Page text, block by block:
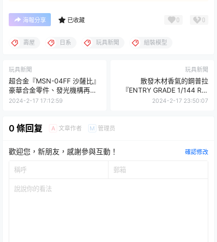
海報分享 已收藏 0 0
壽屋 日系 玩具新聞 組裝模型
玩具新聞
超合金『MSN-04FF 沙薩比』
豪華合金零件、發光機構再現
福岡立像版造型！
2024-2-17 17:12:59
玩具新聞
散發木材香氣的鋼普拉
『ENTRY GRADE 1/144 RX-
78-2 鋼彈［復古配色］』正式
2024-2-17 23:50:07
0 條回复 A 文章作者 M 管理员
歡迎您，新朋友，感謝參與互動！ 確認修改